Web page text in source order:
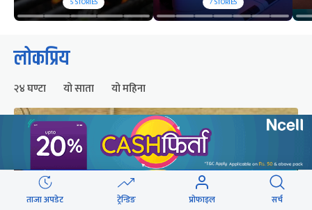
5STORIES 7STORIES
लोकप्रिय
२४ घण्टा यो साता यो महिना
ताजा अपडेट ट्रेन्डिङ प्रोफाइल सर्च